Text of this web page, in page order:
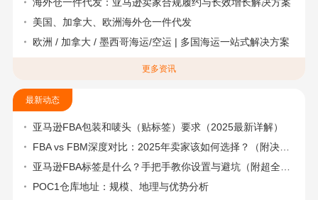
美国、加拿大、欧洲海外仓一件代发
欧洲 / 加拿大 / 墨西哥海运/空运 | 多国海运一站式解决方案
更多资讯
最新动态
亚马逊FBA包装和唛头（贴标签）要求（2025最新详解）
FBA vs FBM深度对比：2025年卖家该如何选择？（附决策流程图）
亚马逊FBA标签是什么？手把手教你设置与避坑（附超全指南）
POC1仓库地址：规模、地理与优势分析